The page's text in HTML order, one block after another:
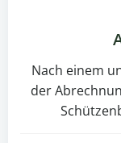
Nach einem
der